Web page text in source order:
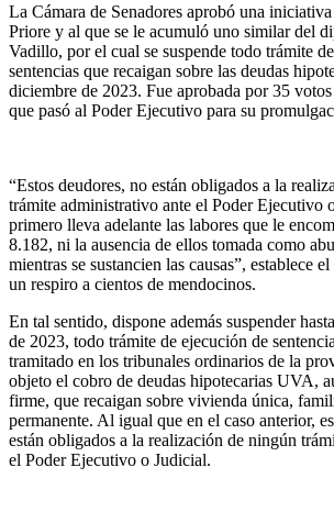
La Cámara de Senadores aprobó una
Priore y al que se le acumuló uno similar del
Vadillo, por el cual se suspende todo trámite
sentencias que recaigan sobre las deudas
diciembre de 2023. Fue aprobada por 35
que pasó al Poder Ejecutivo para su
“Estos deudores, no están obligados a la
trámite administrativo ante el Poder Ejecutivo
primero lleva adelante las labores que le
8.182, ni la ausencia de ellos tomada como
mientras se sustancien las causas”, establece
un respiro a cientos de mendocinos.
En tal sentido, dispone además suspender
de 2023, todo trámite de ejecución de
tramitado en los tribunales ordinarios de la
objeto el cobro de deudas hipotecarias UVA,
firme, que recaigan sobre vivienda única,
permanente. Al igual que en el caso anterior,
están obligados a la realización de ningún
el Poder Ejecutivo o Judicial.